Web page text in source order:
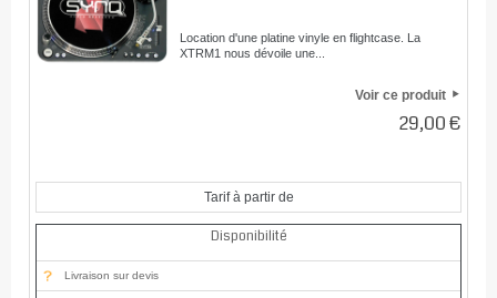
Location d'une platine vinyle en flightcase. La
XTRM1 nous dévoile une...
Voir ce produit
29,00 €
Tarif à partir de
Disponibilité
Livraison sur devis